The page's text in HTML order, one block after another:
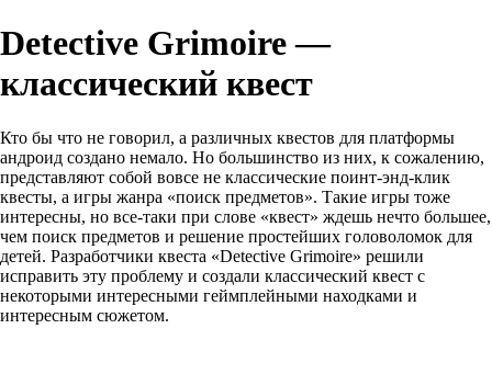
Detective Grimoire —
классический квест
Кто бы что не говорил, а различных квестов для платформы
андроид создано немало. Но большинство из них, к сожалению,
представляют собой вовсе не классические поинт-энд-клик
квесты, а игры жанра «поиск предметов». Такие игры тоже
интересны, но все-таки при слове «квест» ждешь нечто большее,
чем поиск предметов и решение простейших головоломок для
детей. Разработчики квеста «Detective Grimoire» решили
исправить эту проблему и создали классический квест с
некоторыми интересными геймплейными находками и
интересным сюжетом.